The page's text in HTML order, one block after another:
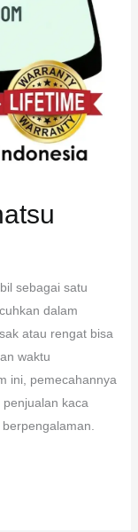
sebagai satu
dalam
atau rengat bisa
waktu
ini, pemecahannya
kaca